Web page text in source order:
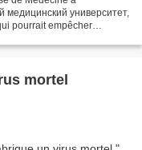
медицинский университет,
pourrait empêcher
mortel